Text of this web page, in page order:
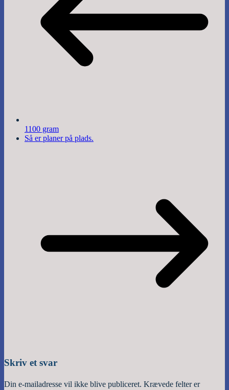
1100 gram
Så er planer på plads.
Skriv et svar
Din e-mailadresse vil ikke blive publiceret. Krævede felter er